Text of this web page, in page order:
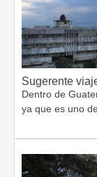
Sugerente
Dentro de
ya que es uno